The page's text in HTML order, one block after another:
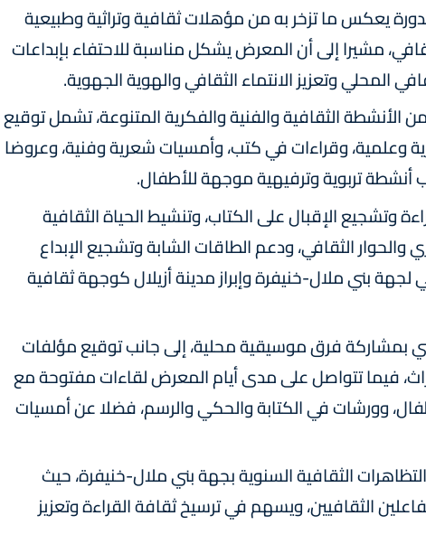
يعكس ما تزخر به من مؤهلات ثقافية وتراثية وطبيعية
مشيرا إلى أن المعرض يشكل مناسبة للاحتفاء بإبداعات
المحلي وتعزيز الانتماء الثقافي والهوية الجهوية.
الثقافية والفنية والفكرية المتنوعة، تشمل توقيع
وعلمية، وقراءات في كتب، وأمسيات شعرية وفنية، وعروضا
أنشطة تربوية وترفيهية موجهة للأطفال.
وتشجيع الإقبال على الكتاب، وتنشيط الحياة الثقافية
والحوار الثقافي، ودعم الطاقات الشابة وتشجيع الإبداع
لجهة بني ملال-خنيفرة وإبراز مدينة أزيلال كوجهة ثقافية
بمشاركة فرق موسيقية محلية، إلى جانب توقيع مؤلفات
فيما تتواصل على مدى أيام المعرض لقاءات مفتوحة مع
وورشات في الكتابة والحكي والرسم، فضلا عن أمسيات
الثقافية السنوية بجهة بني ملال-خنيفرة، حيث
الثقافيين، ويسهم في ترسيخ ثقافة القراءة وتعزيز